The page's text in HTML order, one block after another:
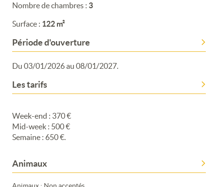
Nombre de chambres : 3
Surface : 122 m²
Période d'ouverture
Du 03/01/2026 au 08/01/2027.
Les tarifs
Week-end : 370 €
Mid-week : 500 €
Semaine : 650 €.
Animaux
Animaux : Non acceptés